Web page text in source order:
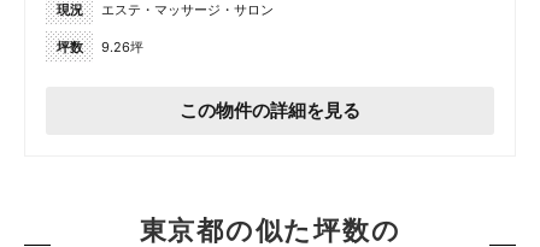
現況 エステ・マッサージ・サロン
坪数 9.26坪
この物件の詳細を見る
東京都の似た坪数の